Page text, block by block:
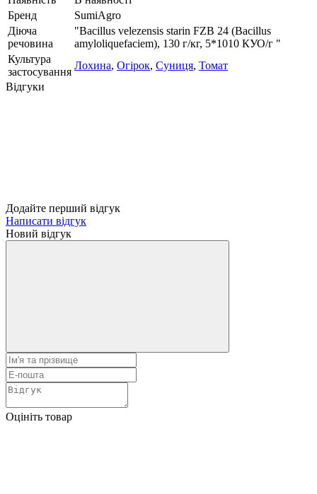
Бренд
SumiAgro
Діюча
речовина
"Bacillus velezensis starin FZB 24 (Bacillus
amyloliquefaciem), 130 г/кг, 5*1010 КУО/г "
Культура
застосування
Лохина, Огірок, Суниця, Томат
Відгуки
Додайте перший відгук
Написати відгук
Новий відгук
Оцініть товар